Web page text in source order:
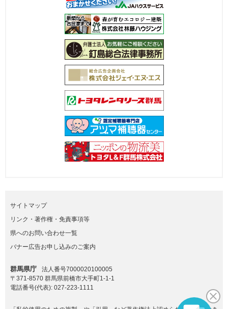
サイトマップ
リンク・著作権・免責事項等
県へのお問い合わせ一覧
バナー広告お申し込みのご案内
群馬県庁
法人番号7000020100005
〒371-8570 群馬県前橋市大手町1-1-1
電話番号(代表): 027-223-1111